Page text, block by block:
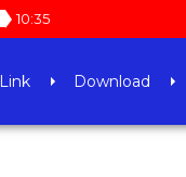
10:35
Link Download